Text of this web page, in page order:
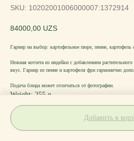
SKU: 10202001006000007:1372914
84000,00 UZS
Добавить в
Гарнир на выбор: картофельное пюре, пенне, картофель
Нежная котлета из индейки с добавлением
вкус. Гарнир из пенне и картофеля фри гармонично
Подача блюда может отличаться от фотографии.
Weight: 255 g